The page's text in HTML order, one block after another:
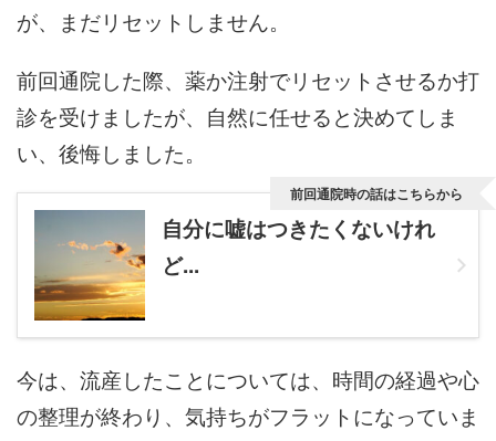
が、まだリセットしません。
前回通院した際、薬か注射でリセットさせるか打
診を受けましたが、自然に任せると決めてしま
い、後悔しました。
自分に嘘はつきたくないけれ
ど...
前回通院時の話はこちらから
今は、流産したことについては、時間の経過や心
の整理が終わり、気持ちがフラットになっていま